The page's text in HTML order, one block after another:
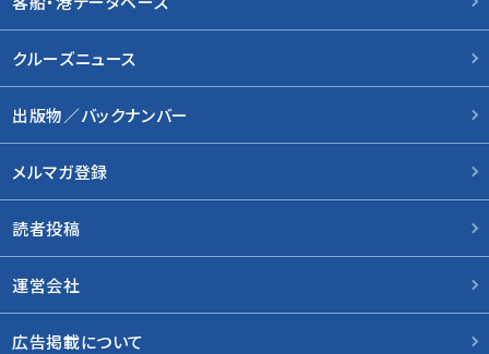
クルーズニュース
出版物／バックナンバー
メルマガ登録
読者投稿
運営会社
広告掲載について